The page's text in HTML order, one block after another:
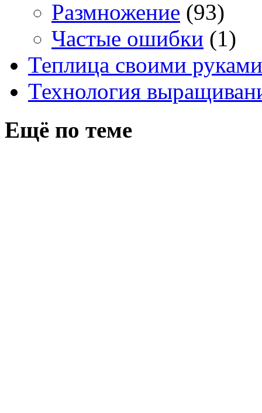
Размножение (93)
Частые ошибки (1)
Теплица своими руками
Технология
Ещё по теме